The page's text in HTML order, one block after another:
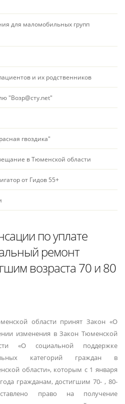
для маломобильных групп
и их родственников
"Возр@сту.net"
гвоздика"
в Тюменской области
от Гидов 55+
по уплате
ремонт
возраста 70 и 80
области принят Закон «О
изменения в Закон Тюменской
«О социальной поддержке
категорий граждан в
области», которым с 1 января
гражданам, достигшим 70- , 80-
право на получение